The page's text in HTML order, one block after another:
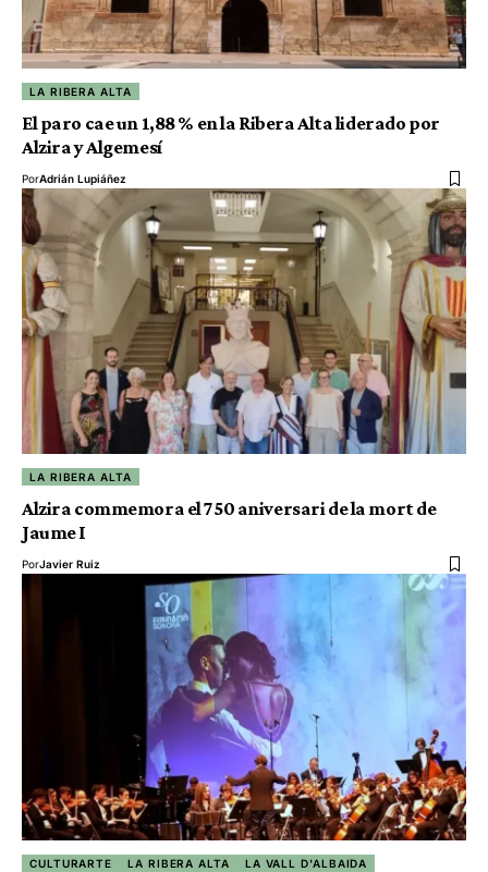
LA RIBERA ALTA
El paro cae un 1,88 % en la Ribera Alta liderado por
Alzira y Algemesí
PorAdrián Lupiáñez
LA RIBERA ALTA
Alzira commemora el 750 aniversari de la mort de
Jaume I
PorJavier Ruiz
CULTURARTE LA RIBERA ALTA LA VALL D'ALBAIDA